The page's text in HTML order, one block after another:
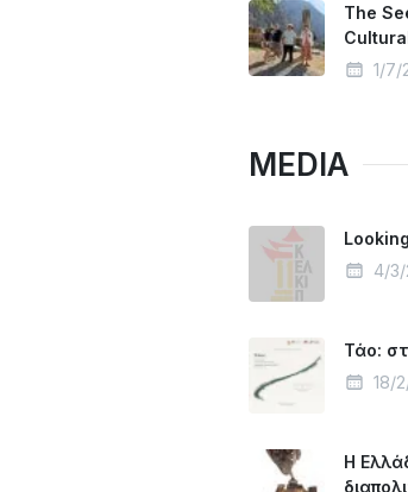
The
1/7/
MEDIA
4/
Τάο:
18/
Η